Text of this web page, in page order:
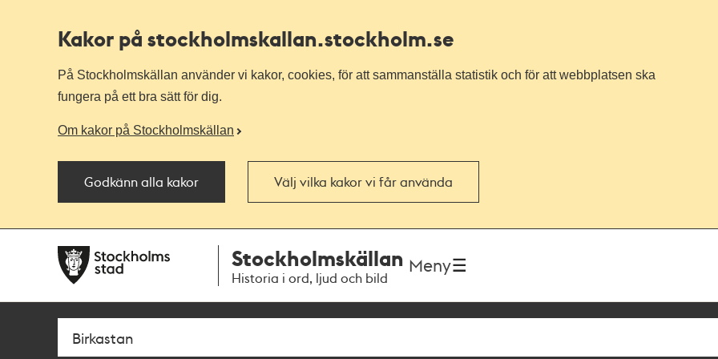
Kakor på stockholmskallan.stockholm.se
På Stockholmskällan använder vi kakor, cookies, för att sammanställa statistik och för att webbplatsen ska
fungera på ett bra sätt för dig.
Om kakor på Stockholmskällan
Godkänn alla kakor Välj vilka kakor vi får använda
navigationen
huvudinnehållet
Stockholmskällan
Historia i ord, ljud och bild
Meny
Sök